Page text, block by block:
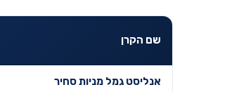
שם הקרן
אנליסט גמל מניות סחיר